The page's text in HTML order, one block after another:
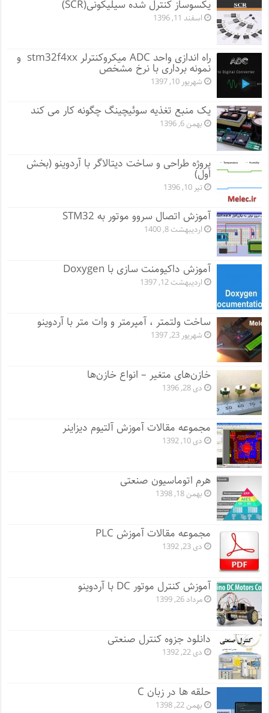
یکسوساز کنترل شده سیلیکونی(SCR)
اسفند 11, 1396
راه اندازی واحد ADC میکروکنترلر stm32f4xx و
نمونه برداری با نرخ مشخص
شهریور 10, 1397
یک منبع تغذیه سوئیچینگ چگونه کار می کند
بهمن 6, 1396
پروژه طراحی و ساخت دیتالاگر با آردوینو (بخش
اول)
تیر 10, 1396
آموزش اتصال سروو موتور به STM32
اردیبهشت 8, 1400
آموزش داکیومنت سازی با Doxygen
اردیبهشت 12, 1397
ساخت ولتمتر ، آمپرمتر و وات متر با آردوینو
شهریور 23, 1397
خازن‌های متغیر – انواع خازن‌ها
دی 28, 1396
مجموعه مقالات آموزش آلتیوم دیزاینر
دی 10, 1392
هرم اتوماسیون صنعتی
بهمن 18, 1398
مجموعه مقالات آموزش PLC
دی 23, 1392
آموزش کنترل موتور DC با آردوینو
مرداد 26, 1399
دانلود جزوه کنترل صنعتی
دی 22, 1392
حلقه ها در زبان C
بهمن 22, 1398